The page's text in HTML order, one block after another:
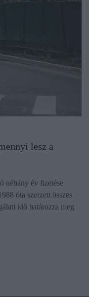
lesz a
néhány év fizetése
óta szerzett összes
idő határozza meg